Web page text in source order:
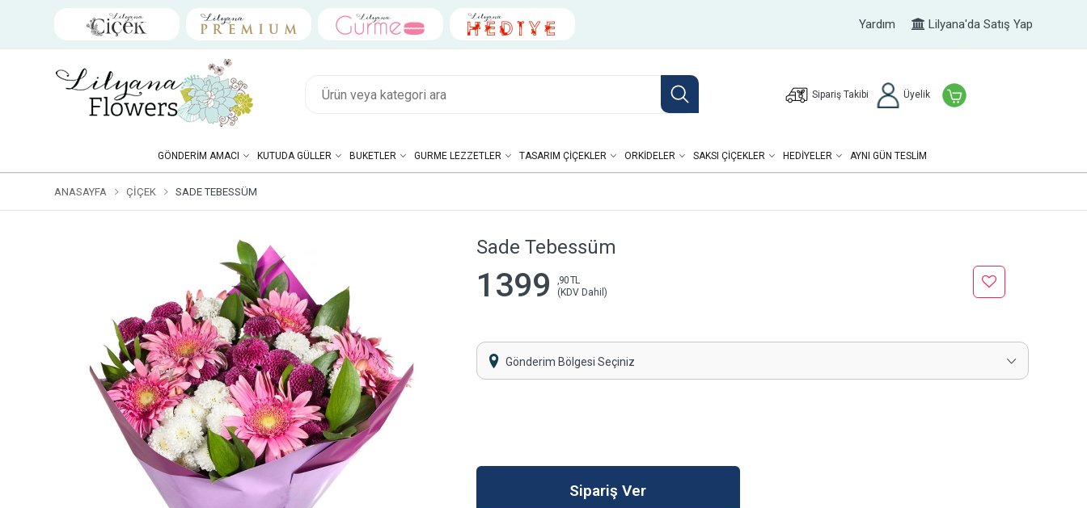
Yardım Lilyana'da Satış Yap
Sipariş Takibi Üyelik
GÖNDERIM AMACI KUTUDA GÜLLER BUKETLER GURME LEZZETLER TASARIM ÇIÇEKLER ORKIDELER SAKSI ÇIÇEKLER HEDIYELER AYNI GÜN TESLİM
ANASAYFA ÇIÇEK SADE TEBESSÜM
Sade Tebessüm
1399
,90 TL
(KDV Dahil)
Gönderim Bölgesi Seçiniz